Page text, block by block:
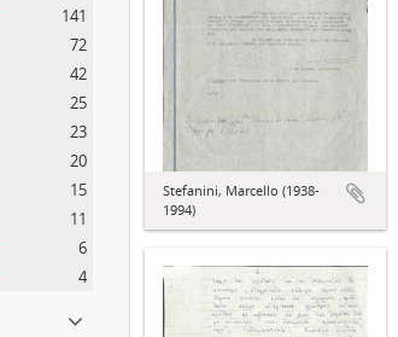
141
72
42
25
23
20
15
11
6
4
Stefanini, Marcello (1938-
1994)